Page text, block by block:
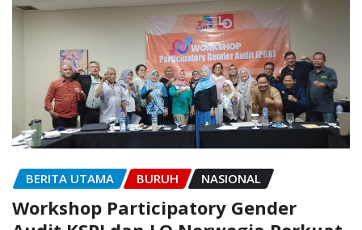
BERITA UTAMA BURUH NASIONAL
Workshop Participatory Gender